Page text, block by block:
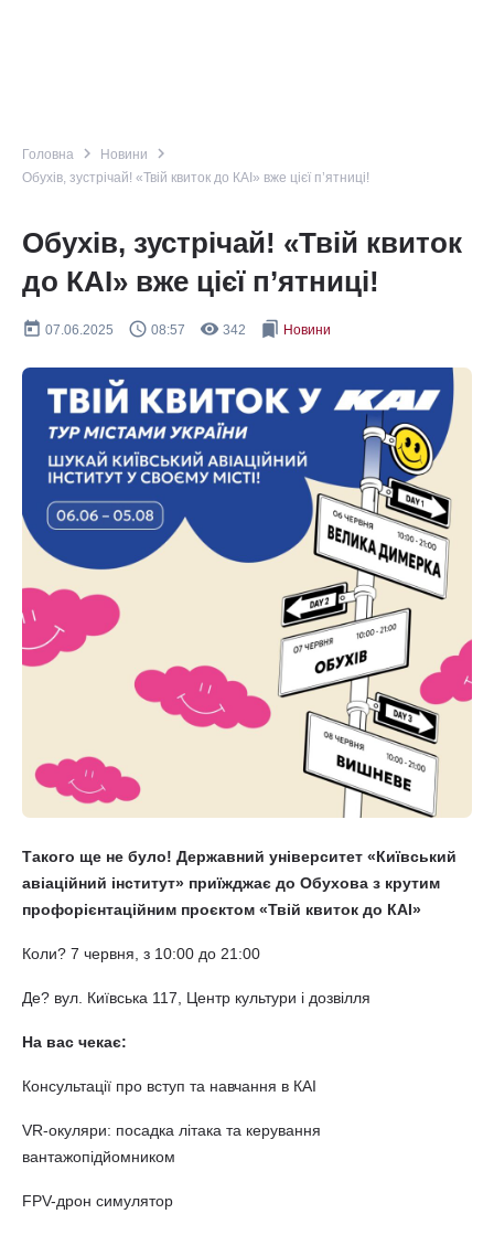
Головна navigate_next Новини navigate_next
Обухів, зустрічай! «Твій квиток до КАІ» вже цієї п’ятниці!
Обухів, зустрічай! «Твій квиток
до КАІ» вже цієї п’ятниці!
today 07.06.2025 query_builder 08:57 remove_red_eye 342 bookmarks Новини
Такого ще не було! Державний університет «Київський
авіаційний інститут» приїжджає до Обухова з крутим
профорієнтаційним проєктом «Твій квиток до КАІ»
Коли? 7 червня, з 10:00 до 21:00
Де? вул. Київська 117, Центр культури і дозвілля
На вас чекає:
Консультації про вступ та навчання в КАІ
VR-окуляри: посадка літака та керування
вантажопідйомником
FPV-дрон симулятор